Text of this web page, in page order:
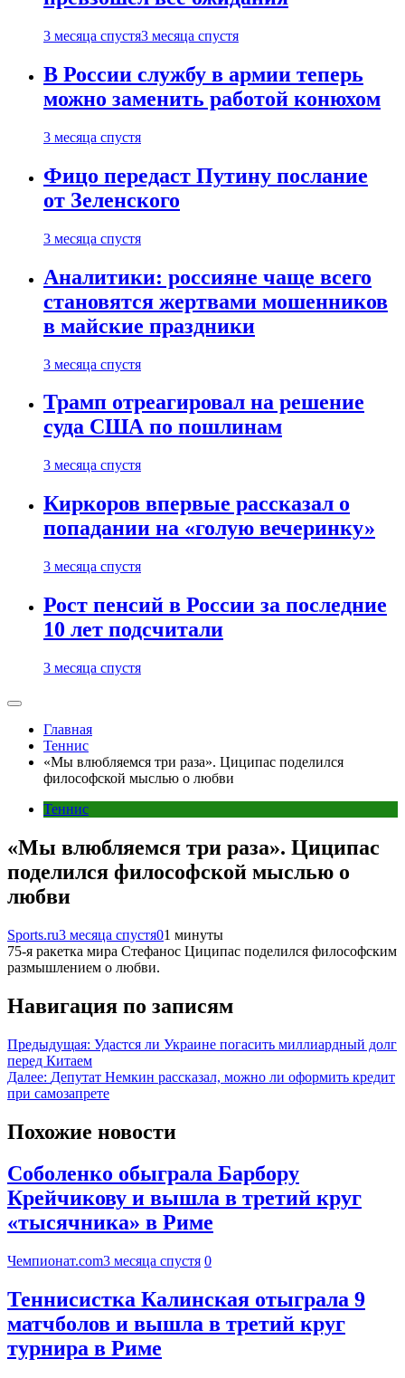
3 месяца спустя3 месяца спустя
В России службу в армии теперь
можно заменить работой конюхом
3 месяца спустя
Фицо передаст Путину послание
от Зеленского
3 месяца спустя
Аналитики: россияне чаще всего
становятся жертвами мошенников
в майские праздники
3 месяца спустя
Трамп отреагировал на решение
суда США по пошлинам
3 месяца спустя
Киркоров впервые рассказал о
попадании на «голую вечеринку»
3 месяца спустя
Рост пенсий в России за последние
10 лет подсчитали
3 месяца спустя
Главная
Теннис
«Мы влюбляемся три раза». Циципас поделился
философской мыслью о любви
Теннис
«Мы влюбляемся три раза». Циципас
поделился философской мыслью о
любви
Sports.ru3 месяца спустя01 минуты
75-я ракетка мира Стефанос Циципас поделился философским
размышлением о любви.
Навигация по записям
Предыдущая: Удастся ли Украине погасить миллиардный долг
перед Китаем
Далее: Депутат Немкин рассказал, можно ли оформить кредит
при самозапрете
Похожие новости
Соболенко обыграла Барбору
Крейчикову и вышла в третий круг
«тысячника» в Риме
Чемпионат.com3 месяца спустя 0
Теннисистка Калинская отыграла 9
матчболов и вышла в третий круг
турнира в Риме